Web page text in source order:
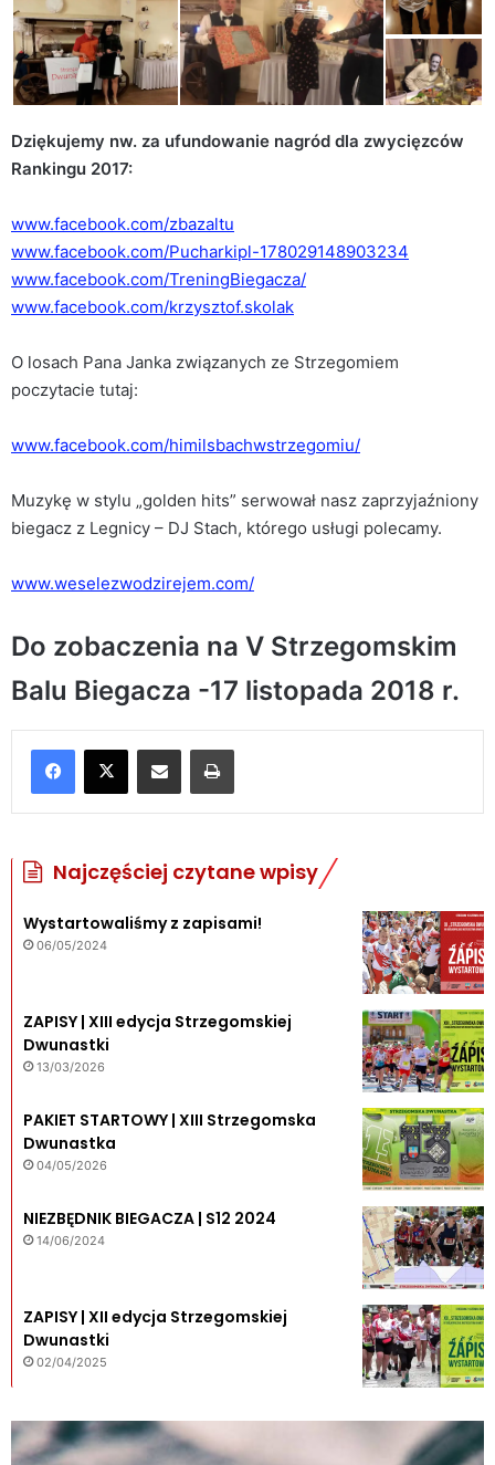
Dziękujemy nw. za ufundowanie nagród dla zwycięzców
Rankingu 2017:
www.facebook.com/zbazaltu
www.facebook.com/Pucharkipl-178029148903234
www.facebook.com/TreningBiegacza/
www.facebook.com/krzysztof.skolak
O losach Pana Janka związanych ze Strzegomiem
poczytacie tutaj:
www.facebook.com/himilsbachwstrzegomiu/
Muzykę w stylu „golden hits” serwował nasz zaprzyjaźniony
biegacz z Legnicy – DJ Stach, którego usługi polecamy.
www.weselezwodzirejem.com/
Do zobaczenia na V Strzegomskim
Balu Biegacza -17 listopada 2018 r.
Udostępnij poprzez e-mail Drukuj
Najczęściej czytane wpisy
Wystartowaliśmy z zapisami!
06/05/2024
ZAPISY | XIII edycja Strzegomskiej
Dwunastki
13/03/2026
PAKIET STARTOWY | XIII Strzegomska
Dwunastka
04/05/2026
NIEZBĘDNIK BIEGACZA | S12 2024
14/06/2024
ZAPISY | XII edycja Strzegomskiej
Dwunastki
02/04/2025